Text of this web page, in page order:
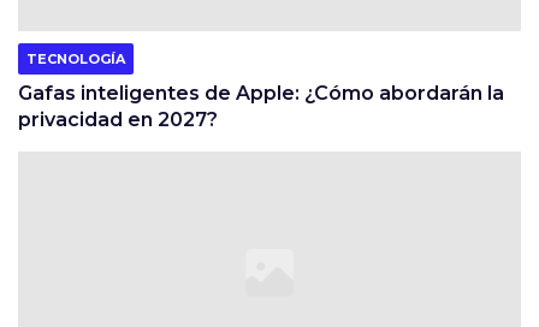
TECNOLOGÍA
Gafas inteligentes de Apple: ¿Cómo abordarán la
privacidad en 2027?